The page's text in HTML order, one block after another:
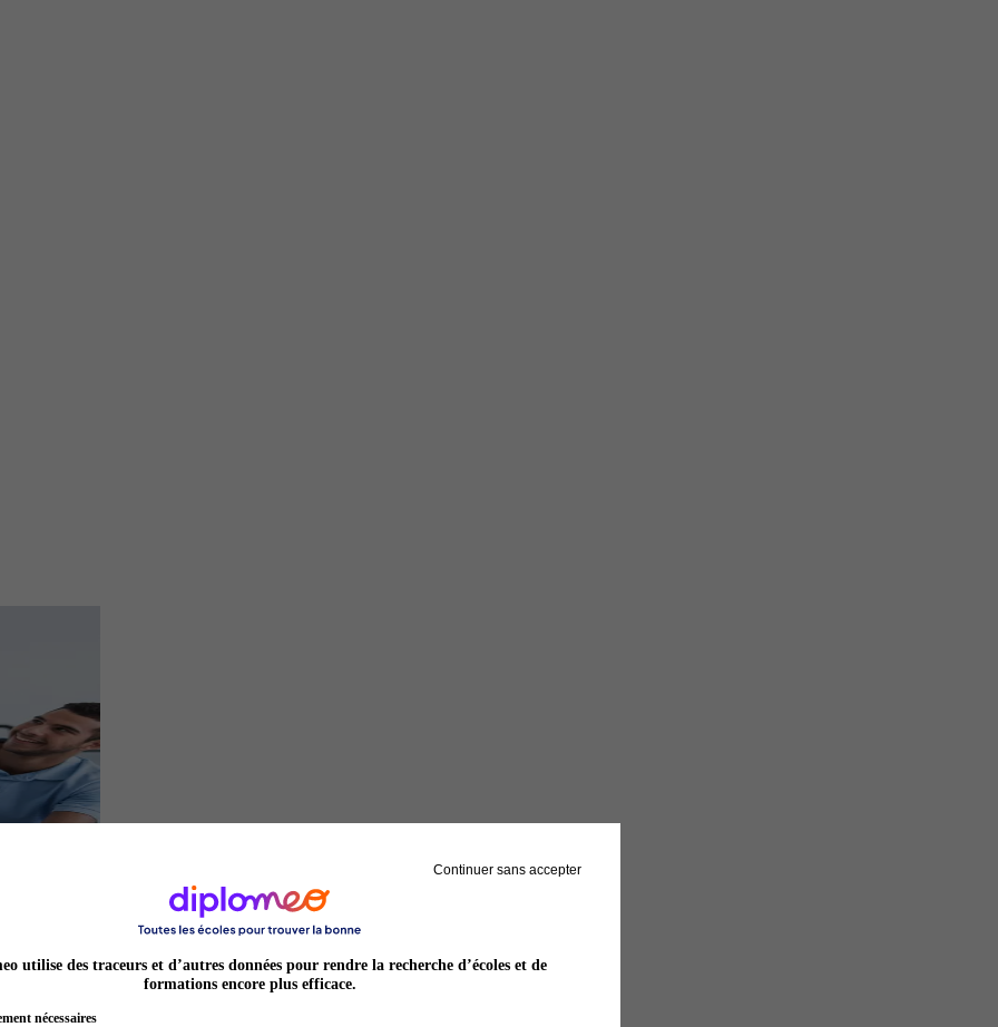
Kinésithérapeute sportif
Continuer sans accepter
utilise des traceurs et d’autres données pour rendre la recherche d’écoles et de
formations encore plus efficace.
nécessaires